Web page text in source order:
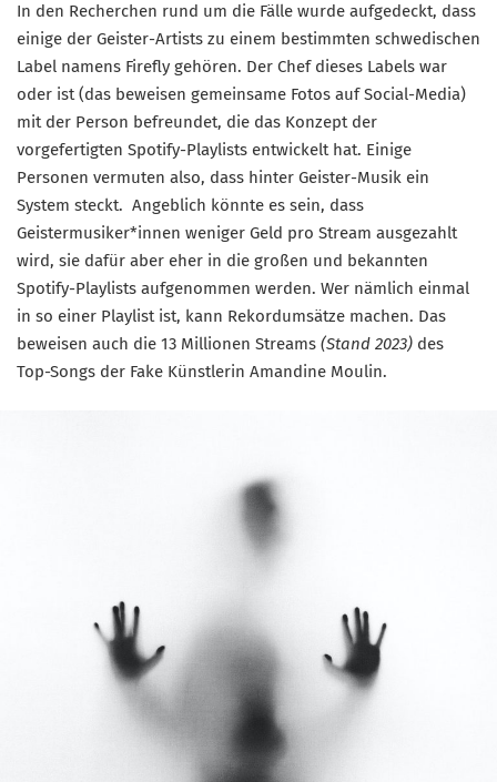
In den Recherchen rund um die Fälle wurde aufgedeckt, dass
einige der Geister-Artists zu einem bestimmten schwedischen
Label namens Firefly gehören. Der Chef dieses Labels war
oder ist (das beweisen gemeinsame Fotos auf Social-Media)
mit der Person befreundet, die das Konzept der
vorgefertigten Spotify-Playlists entwickelt hat. Einige
Personen vermuten also, dass hinter Geister-Musik ein
System steckt. Angeblich könnte es sein, dass
Geistermusiker*innen weniger Geld pro Stream ausgezahlt
wird, sie dafür aber eher in die großen und bekannten
Spotify-Playlists aufgenommen werden. Wer nämlich einmal
in so einer Playlist ist, kann Rekordumsätze machen. Das
beweisen auch die 13 Millionen Streams (Stand 2023) des
Top-Songs der Fake Künstlerin Amandine Moulin.